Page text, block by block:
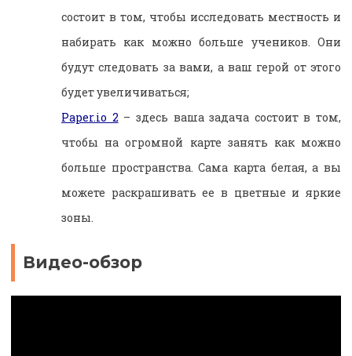
состоит в том, чтобы исследовать местность и
набирать как можно больше учеников. Они
будут следовать за вами, а ваш герой от этого
будет увеличиваться;
Paper.io 2 – здесь ваша задача состоит в том,
чтобы на огромной карте занять как можно
больше пространства. Сама карта белая, а вы
можете раскрашивать ее в цветные и яркие
зоны.
Видео-обзор